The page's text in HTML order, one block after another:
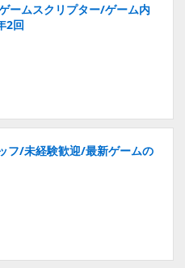
ームスクリプター/ゲーム内
2回
フ/未経験歓迎/最新ゲームの